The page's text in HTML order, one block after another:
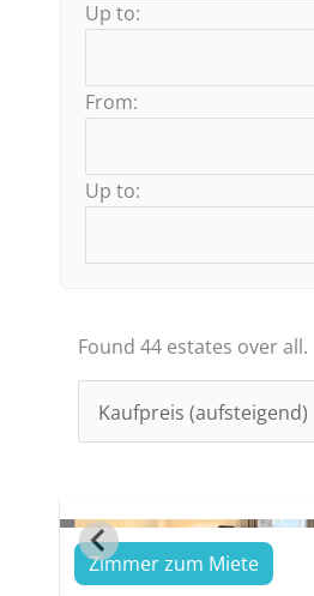
Up to:
From:
Up to:
Found 44 estates over all.
Zimmer zum Miete